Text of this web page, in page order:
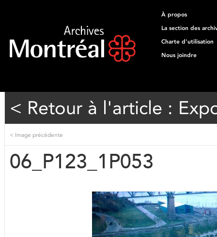
À propos
La section des
Charte d'utilisation
Nous joindre
< Retour à l'article :
< Image précédente
06_P123_1P053